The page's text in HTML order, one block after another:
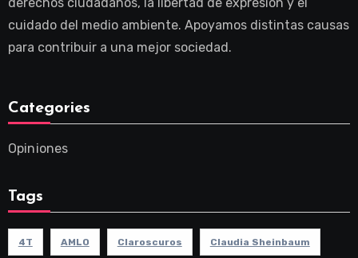
derechos ciudadanos, la libertad de expresión y el
cuidado del medio ambiente. Apoyamos distintas causas
para contribuir a una mejor sociedad.
Categories
Opiniones
Tags
4T AMLO Claroscuros Claudia Sheinbaum